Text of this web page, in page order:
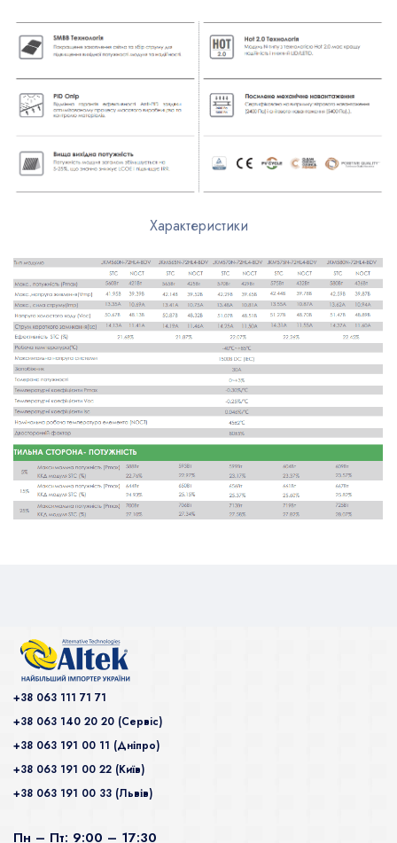
Характеристики
+38 063 111 71 71
+38 063 140 20 20 (Сервiс)
+38 063 191 00 11 (Дніпро)
+38 063 191 00 22 (Київ)
+38 063 191 00 33 (Львів)
Пн – Пт: 9:00 – 17:30